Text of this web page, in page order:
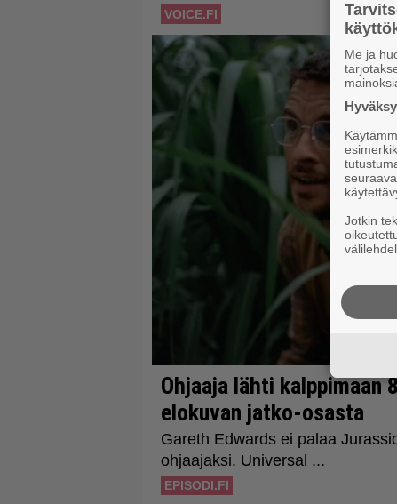
Me ja
Jotkin